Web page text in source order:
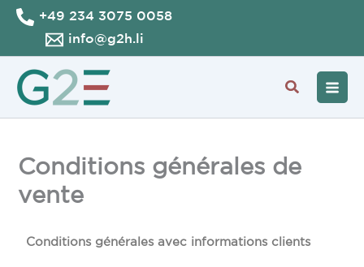
Aller
contenu
+49 234 3075 0058
info@g2h.li
Conditions générales de
vente
Conditions générales avec informations clients